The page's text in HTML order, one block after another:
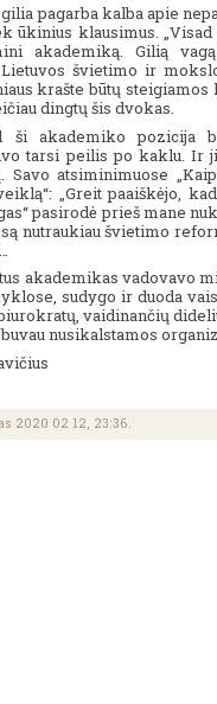
pagarba kalba apie
ūkinius klausimus. „Visad
akademiką. Gilią
švietimo ir
krašte būtų
dingtų šis dvokas.
ši akademiko pozicija
tarsi peilis po kaklu. Ir
Savo atsiminimuose
„Greit paaiškėjo,
pasirodė prieš mane
esą nutraukiau švietimo
akademikas vadovavo
sudygo ir duoda
vaidinančių
nusikalstamos
2020 02 12, 23:36.